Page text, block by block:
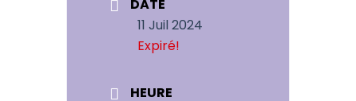
DATE
11 Juil 2024
Expiré!
HEURE